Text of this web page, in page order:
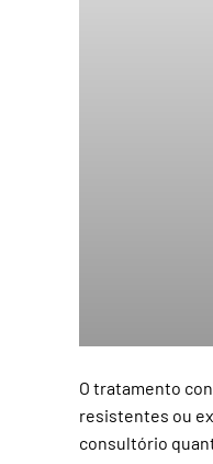
O tratamento
resistentes ou
consultório